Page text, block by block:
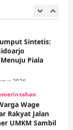
2026
Wage
Rakyat Jalan
UMKM Sambil
2026
Wakaf,